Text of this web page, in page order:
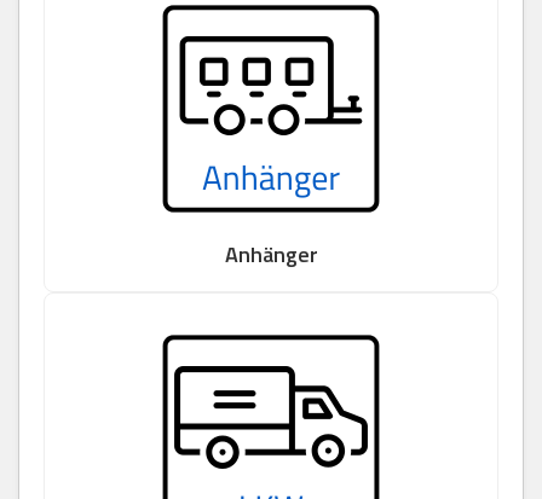
Anhänger